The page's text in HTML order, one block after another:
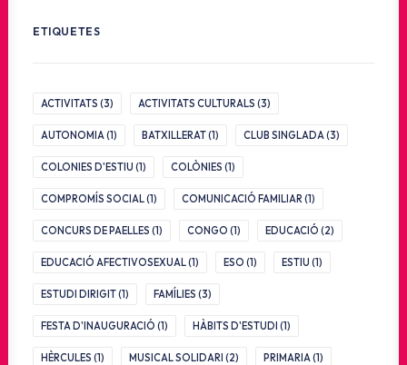
ETIQUETES
ACTIVITATS (3) ACTIVITATS CULTURALS (3)
AUTONOMIA(1) BATXILLERAT(1) CLUB SINGLADA(3)
COLONIES D'ESTIU (1) COLÒNIES (1)
COMPROMÍS SOCIAL(1) COMUNICACIÓ FAMILIAR(1)
CONCURS DE PAELLES (1) CONGO (1) EDUCACIÓ (2)
EDUCACIÓ AFECTIVOSEXUAL(1) ESO (1) ESTIU (1)
ESTUDI DIRIGIT(1) FAMÍLIES (3)
FESTA D'INAUGURACIÓ (1) HÀBITS D'ESTUDI (1)
HÈRCULES (1) MUSICAL SOLIDARI (2) PRIMARIA(1)